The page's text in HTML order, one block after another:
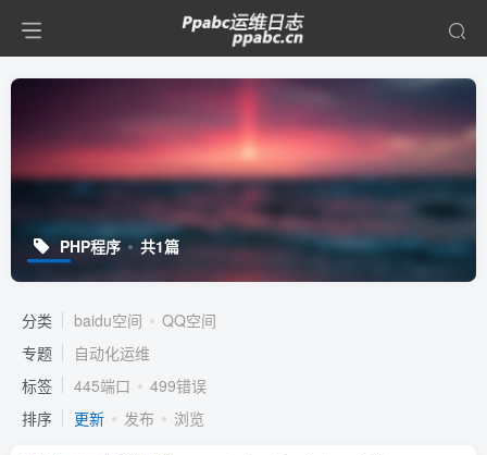
PHP程序 共1篇
分类 baidu空间
QQ空间
专题
自动化运维
标签
445端口
499错误
排序
更新 发布 浏览